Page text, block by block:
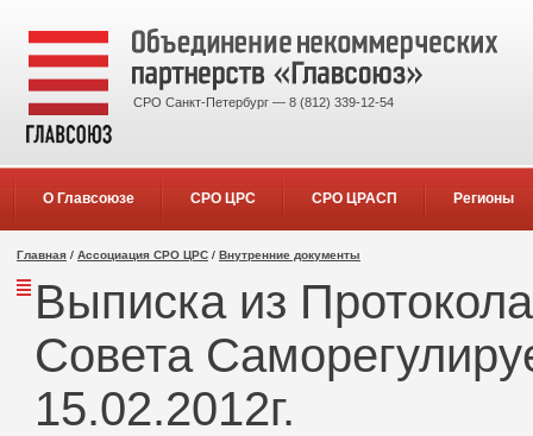
СРО Санкт-Петербург — 8 (812) 339-12-54
О Главсоюзе СРО ЦРС СРО ЦРАСП Регионы
Главная / Ассоциация СРО ЦРС / Внутренние документы
Выписка из
Совета
15.02.2012г.